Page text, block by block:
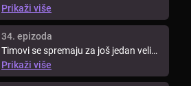
show. Kandidati su imali ...
Prikaži više
34. epizoda
Timovi se spremaju za još jedan veliki
izazov. Danas će učiti kako ...
Prikaži više